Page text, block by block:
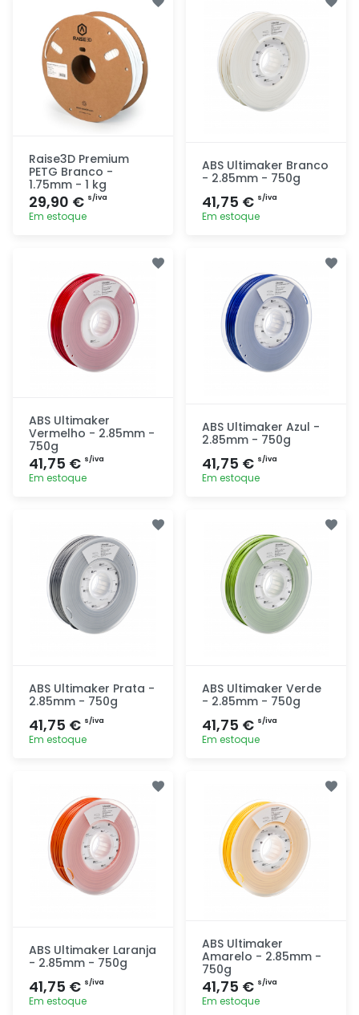
Raise3D Premium
PETG Branco -
1.75mm - 1 kg
29,90 € s/iva
Em estoque
ABS Ultimaker Branco
- 2.85mm - 750g
41,75 € s/iva
Em estoque
ABS Ultimaker
Vermelho - 2.85mm -
750g
41,75 € s/iva
Em estoque
ABS Ultimaker Azul -
2.85mm - 750g
41,75 € s/iva
Em estoque
ABS Ultimaker Prata -
2.85mm - 750g
41,75 € s/iva
Em estoque
ABS Ultimaker Verde
- 2.85mm - 750g
41,75 € s/iva
Em estoque
ABS Ultimaker Laranja
- 2.85mm - 750g
41,75 € s/iva
Em estoque
ABS Ultimaker
Amarelo - 2.85mm -
750g
41,75 € s/iva
Em estoque